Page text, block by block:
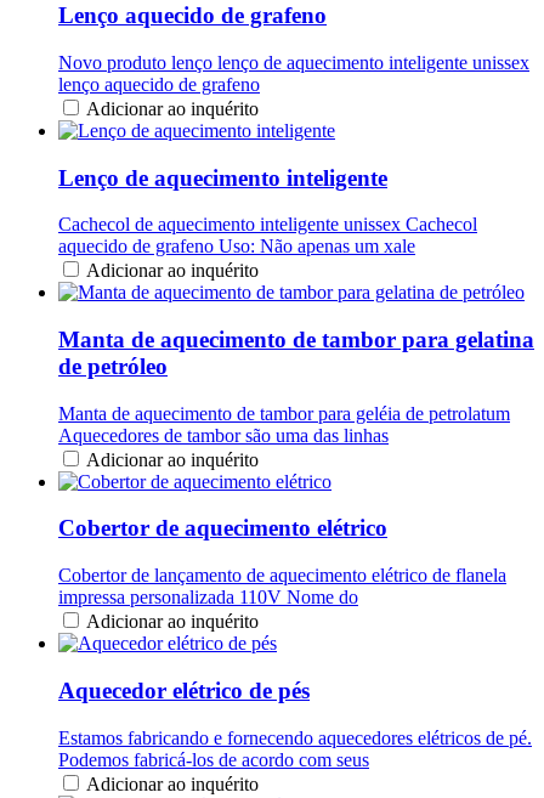
Lenço aquecido de grafeno
Novo produto lenço lenço de aquecimento inteligente unissex
lenço aquecido de grafeno
Adicionar ao inquérito
Lenço de aquecimento inteligente
Cachecol de aquecimento inteligente unissex Cachecol
aquecido de grafeno Uso: Não apenas um xale
Adicionar ao inquérito
Manta de aquecimento de tambor para gelatina
de petróleo
Manta de aquecimento de tambor para geléia de petrolatum
Aquecedores de tambor são uma das linhas
Adicionar ao inquérito
Cobertor de aquecimento elétrico
Cobertor de lançamento de aquecimento elétrico de flanela
impressa personalizada 110V Nome do
Adicionar ao inquérito
Aquecedor elétrico de pés
Estamos fabricando e fornecendo aquecedores elétricos de pé.
Podemos fabricá-los de acordo com seus
Adicionar ao inquérito